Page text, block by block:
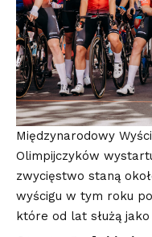
Międzynarodowy
Olimpijczyków
zwycięstwo staną
wyścigu w tym roku
które od lat służą